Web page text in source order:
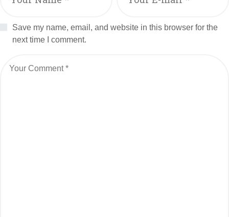
Save my name, email, and website in this browser for the
next time I comment.